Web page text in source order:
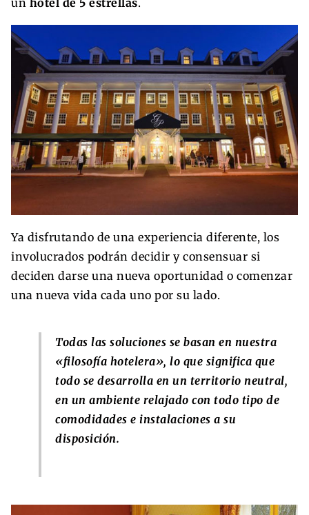
Ya disfrutando de una experiencia diferente, los
involucrados podrán decidir y consensuar si
deciden darse una nueva oportunidad o comenzar
una nueva vida cada uno por su lado.
Todas las soluciones se basan en nuestra
«filosofía hotelera», lo que significa que
todo se desarrolla en un territorio neutral,
en un ambiente relajado con todo tipo de
comodidades e instalaciones a su
disposición.